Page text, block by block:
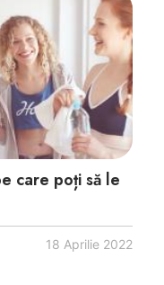
care poți să le
18 Aprilie 2022